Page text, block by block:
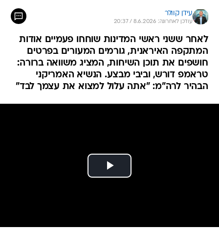
עידן קוולר
עודכן לאחרונה: 8.6.2026 / 20:37
לאחר ששני ראשי המדינות שוחחו פעמיים אודות
המתקפה האיראנית, גורמים המעורים בפרטים
חושפים את תוכן השיחות, המציג משוואה ברורה:
טראמפ דורש, וביבי מבצע. הנשיא האמריקני
הבהיר לרה"מ: "אתה עלול למצוא את עצמך לבד"